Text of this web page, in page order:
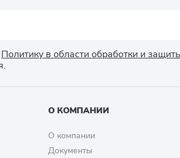
Политику в области обработки и
О КОМПАНИИ
О компании
Документы